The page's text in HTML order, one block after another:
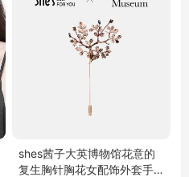
shes茜子大英博物馆花意的
复生胸针胸花女配饰外套手